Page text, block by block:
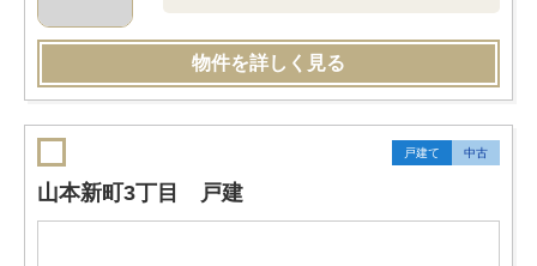
物件を詳しく見る
戸建て 中古
山本新町3丁目 戸建